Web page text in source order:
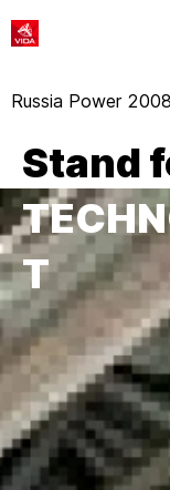
Russia Power 2008
Stand
T